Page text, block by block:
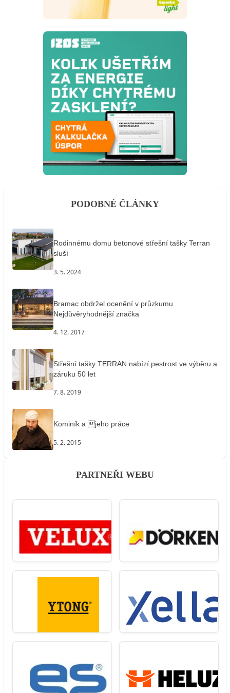
PODOBNÉ ČLÁNKY
Rodinnému domu betonové střešní tašky Terran
sluší
3. 5. 2024
Bramac obdržel ocenění v průzkumu
Nejdůvěryhodnější značka
4. 12. 2017
Střešní tašky TERRAN nabízí pestrost ve výběru a
záruku 50 let
7. 8. 2019
Kominík a jeho práce
5. 2. 2015
PARTNEŘI WEBU